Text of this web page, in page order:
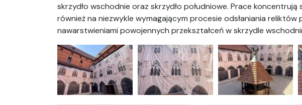
skrzydło wschodnie oraz skrzydło południowe. Prace koncentrują
również na niezwykle wymagającym procesie odsłaniania
nawarstwieniami powojennych przekształceń w skrzydle